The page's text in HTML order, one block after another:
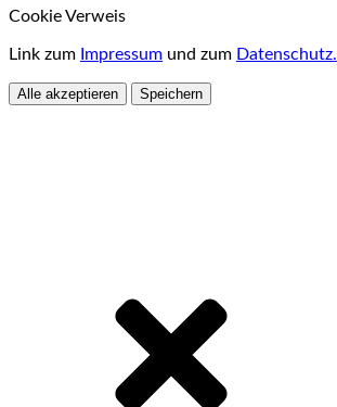
Cookie Verweis
Link zum Impressum und zum Datenschutz.
Alle akzeptieren Speichern